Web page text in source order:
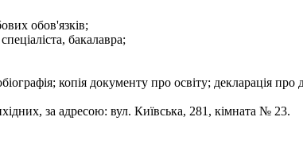
обов'язків;
бакалавра;
копія документу про освіту; декларація
за адресою: вул. Київська, 281, кімната № 23.